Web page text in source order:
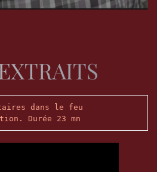
dans le feu
Durée 23 mn